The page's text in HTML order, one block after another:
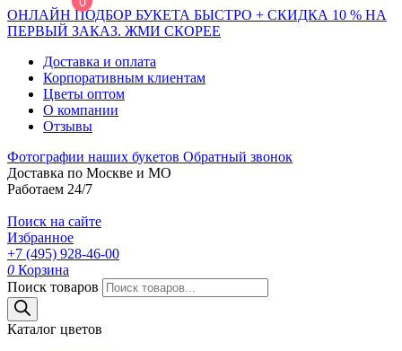
ОНЛАЙН ПОДБОР БУКЕТА БЫСТРО + СКИДКА 10 % НА
ПЕРВЫЙ ЗАКАЗ. ЖМИ СКОРЕЕ
Доставка и оплата
Корпоративным клиентам
Цветы оптом
О компании
Отзывы
Фотографии наших букетов Обратный звонок
Доставка по Москве и МО
Работаем 24/7
Поиск на сайте
Избранное
+7 (495) 928-46-00
0 Корзина
Поиск товаров
Каталог цветов